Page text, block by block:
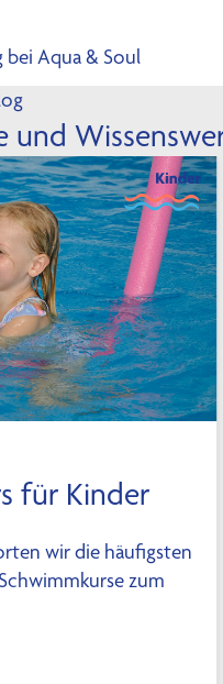
bei Aqua & Soul
und
für Kinder
wir die häufigsten
zum